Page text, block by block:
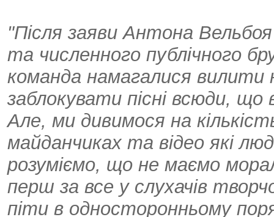
"Після заяви Антона
та численного публічного
команда намагалися вилити
заблокувати пісні всюди, що
Але, ми дивимося на
майданчиках та відео які
розуміємо, що не маємо
перш за все у слухачів
піти в односторонньому